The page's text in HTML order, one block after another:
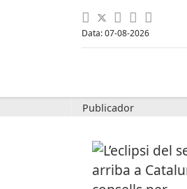
Data: 07-08-2026
Publicador